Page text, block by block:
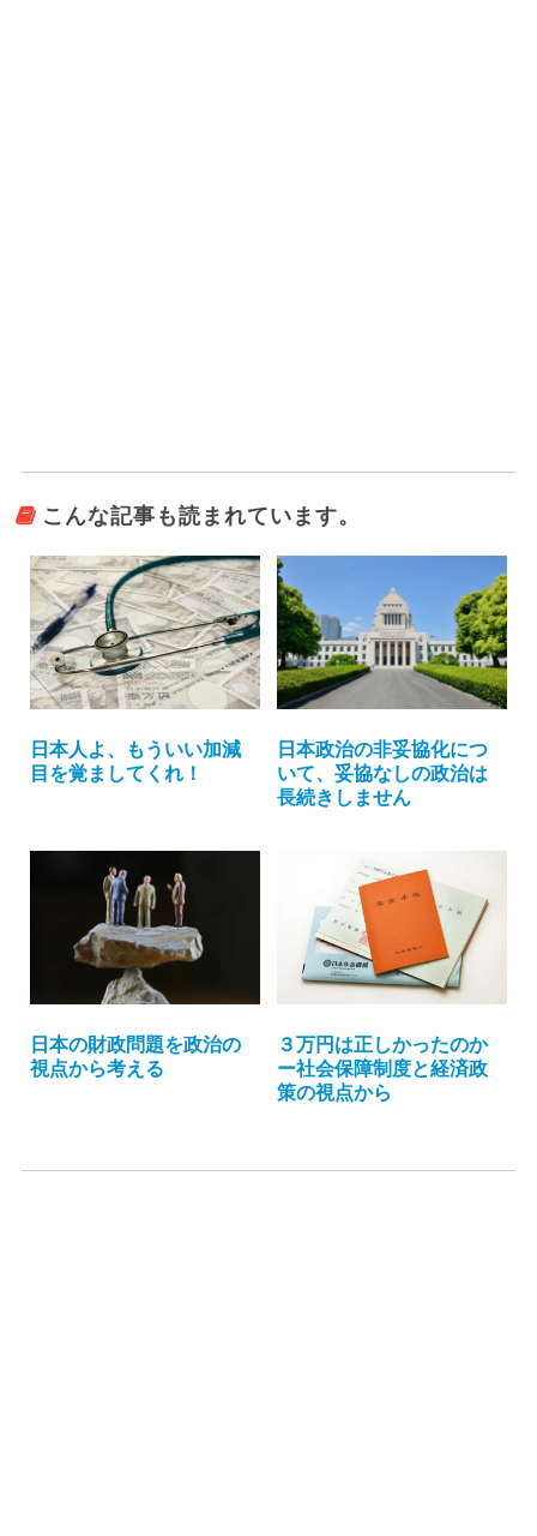
こんな記事も読まれています。
日本人よ、もういい加減
目を覚ましてくれ！
日本政治の非妥協化につ
いて、妥協なしの政治は
長続きしません
日本の財政問題を政治の
視点から考える
３万円は正しかったのか
ー社会保障制度と経済政
策の視点から